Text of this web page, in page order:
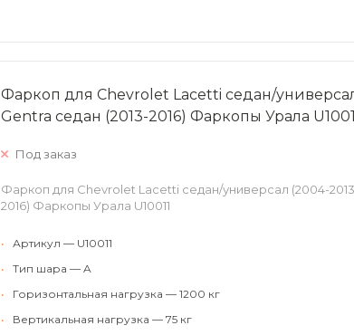
Фаркоп для Chevrolet Lacetti седан/
Gentra седан (2013-2016) Фаркопы Урала
Под заказ
Фаркоп для Chevrolet Lacetti седан/универсал (2004-
2016) Фаркопы Урала U10011
•
Артикул — U10011
•
Тип шара — A
•
Горизонтальная нагрузка — 1200 кг
•
Вертикальная нагрузка — 75 кг